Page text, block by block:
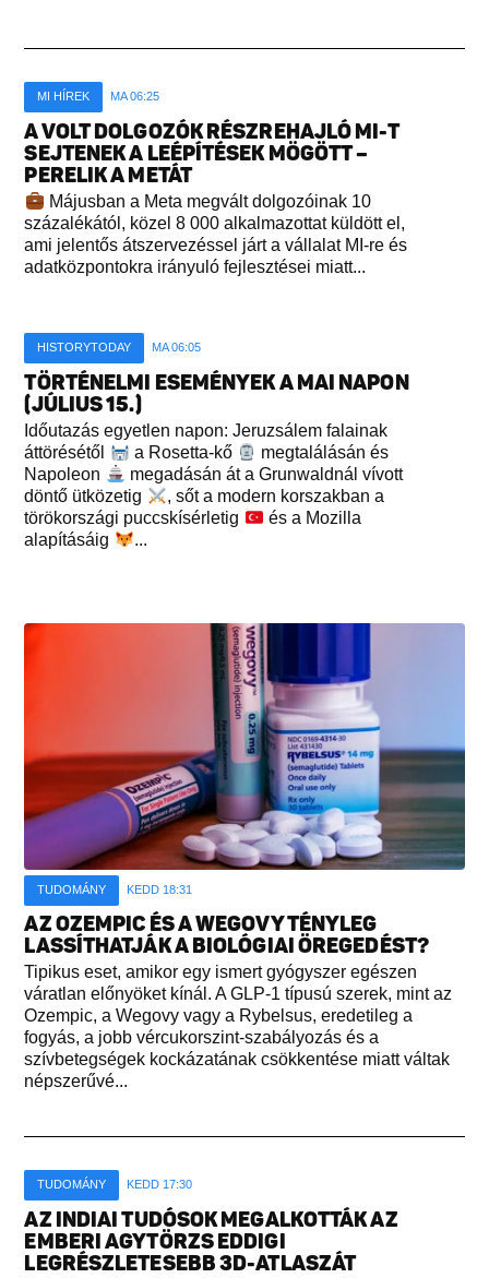
MI HÍREK MA 06:25
A VOLT DOLGOZÓK RÉSZREHAJLÓ MI-T
SEJTENEK A LEÉPÍTÉSEK MÖGÖTT –
PERELIK A METÁT
Májusban a Meta megvált dolgozóinak 10
százalékától, közel 8 000 alkalmazottat küldött el,
ami jelentős átszervezéssel járt a vállalat MI-re és
adatközpontokra irányuló fejlesztései miatt...
HISTORYTODAY MA 06:05
TÖRTÉNELMI ESEMÉNYEK A MAI NAPON
(JÚLIUS 15.)
Időutazás egyetlen napon: Jeruzsálem falainak
áttörésétől
a Rosetta-kő
megtalálásán és
Napoleon
megadásán át a Grunwaldnál vívott
döntő ütközetig
, sőt a modern korszakban a
törökországi puccskísérletig
és a Mozilla
alapításáig
...
TUDOMÁNY KEDD 18:31
AZ OZEMPIC ÉS A WEGOVY TÉNYLEG
LASSÍTHATJÁK A BIOLÓGIAI ÖREGEDÉST?
Tipikus eset, amikor egy ismert gyógyszer egészen
váratlan előnyöket kínál. A GLP-1 típusú szerek, mint az
Ozempic, a Wegovy vagy a Rybelsus, eredetileg a
fogyás, a jobb vércukorszint-szabályozás és a
szívbetegségek kockázatának csökkentése miatt váltak
népszerűvé...
TUDOMÁNY KEDD 17:30
AZ INDIAI TUDÓSOK MEGALKOTTÁK AZ
EMBERI AGYTÖRZS EDDIGI
LEGRÉSZLETESEBB 3D-ATLASZÁT